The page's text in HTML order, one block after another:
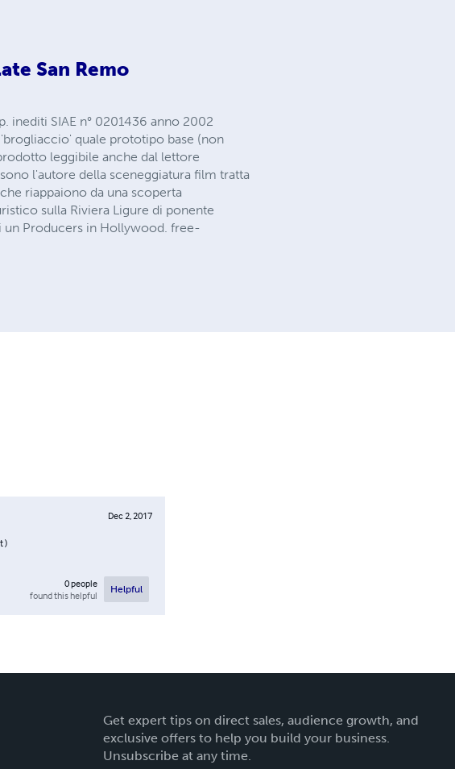
San Remo
inediti SIAE n° 0201436 anno 2002
quale prototipo base (non
leggibile anche dal lettore
l'autore della sceneggiatura film tratta
riappaiono da una scoperta
sulla Riviera Ligure di ponente
un Producers in Hollywood.free-
Dec 2, 2017
)
0people
found this helpful
Helpful
Get expert tips on direct sales, audience growth, and
exclusive offers to help you build your business.
Unsubscribe at any time.